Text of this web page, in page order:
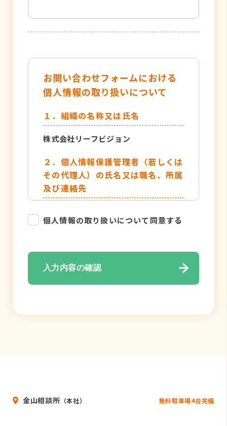
お問い合わせフォームにおける
個人情報の取り扱いについて
１．組織の名称又は氏名
株式会社リーフビジョン
２．個人情報保護管理者（若しくは
その代理人）の氏名又は職名、所属
及び連絡先
TEL：052-884-2050
・各種お問い合わせ対応のため
結し、お客様の個人情報を厳密に管理
個人情報の取り扱いについて同意する
入力内容の確認
金山相談所 （本社） 無料駐車場4台完備